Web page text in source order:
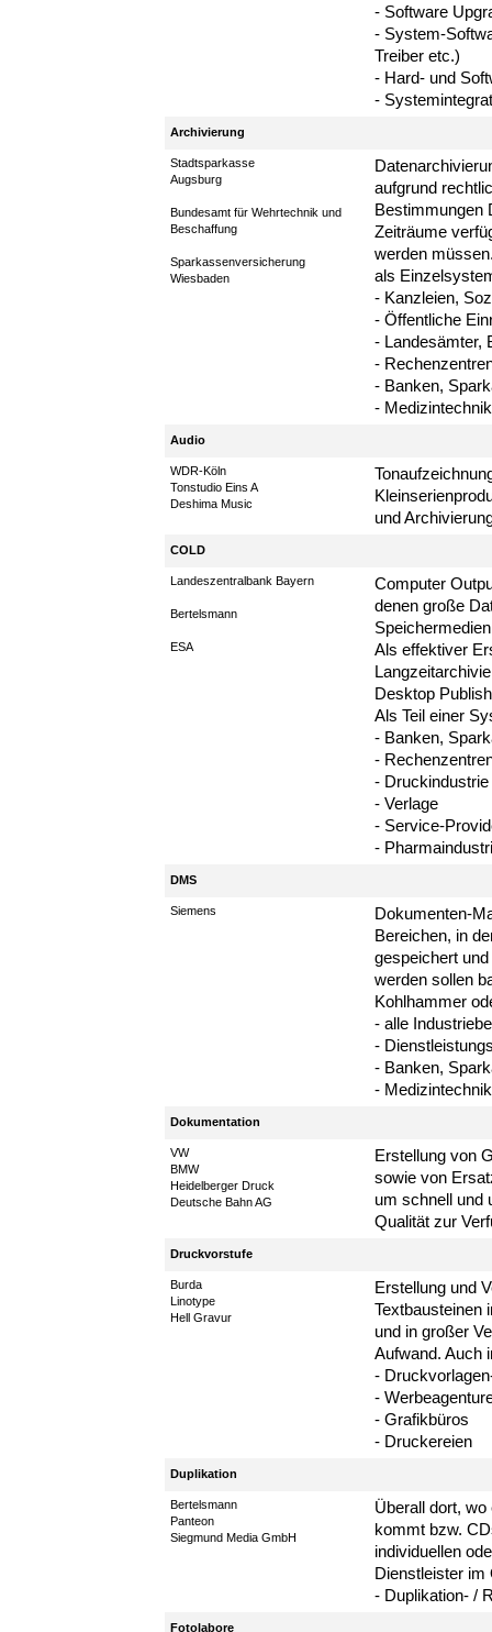
- Software
- System-
Treiber etc.)
- Hard- und
-
Archivierung
Stadtsparkasse
Augsburg
Bundesamt für Wehrtechnik und
Beschaffung
Sparkassenversicherung
Wiesbaden
aufgrund
Bestimmungen
Zeiträume
werden
als
- Kanzleien,
- Öffentliche
- Landesämter,
-
- Banken,
- Medizintechnik
Audio
WDR-Köln
Tonstudio Eins A
Deshima Music
und
COLD
Landeszentralbank Bayern
Bertelsmann
ESA
Computer
denen große
Als effektiver
Desktop
Als Teil einer
- Banken,
-
- Druckindustrie
- Verlage
- Service-
-
DMS
Siemens
Dokumenten-
Bereichen, in
gespeichert
werden sollen
Kohlhammer
- alle
-
- Banken,
- Medizintechnik
Dokumentation
VW
BMW
Heidelberger Druck
Deutsche Bahn AG
Erstellung von
sowie von
um schnell und
Qualität zur
Druckvorstufe
Burda
Linotype
Hell Gravur
Erstellung und
Textbausteinen
und in großer
Aufwand. Auch
-
-
- Grafikbüros
- Druckereien
Duplikation
Bertelsmann
Panteon
Siegmund Media GmbH
Überall dort,
kommt bzw.
individuellen
Dienstleister im
- Duplikation- /
Fotolabore